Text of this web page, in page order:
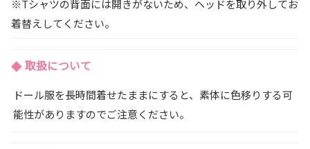
※Tシャツの背面には開きがないため、ヘッドを取り外してお
着替えしてください。
取扱について
ドール服を長時間着せたままにすると、素体に色移りする可
能性がありますのでご注意ください。